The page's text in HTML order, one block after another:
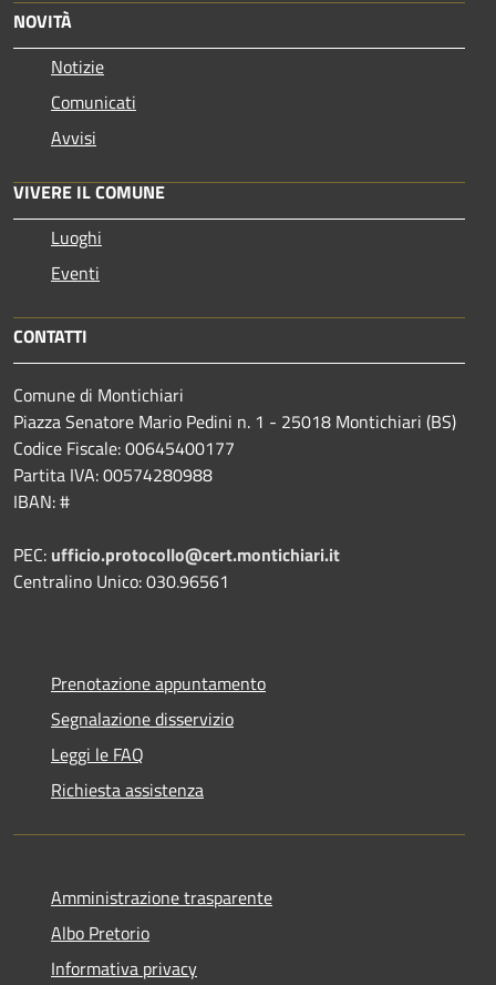
NOVITÀ
Notizie
Comunicati
Avvisi
VIVERE IL COMUNE
Luoghi
Eventi
CONTATTI
Comune di Montichiari
Piazza Senatore Mario Pedini n. 1 - 25018 Montichiari (BS)
Codice Fiscale: 00645400177
Partita IVA: 00574280988
IBAN: #
PEC: ufficio.protocollo@cert.montichiari.it
Centralino Unico: 030.96561
Prenotazione appuntamento
Segnalazione disservizio
Leggi le FAQ
Richiesta assistenza
Amministrazione trasparente
Albo Pretorio
Informativa privacy